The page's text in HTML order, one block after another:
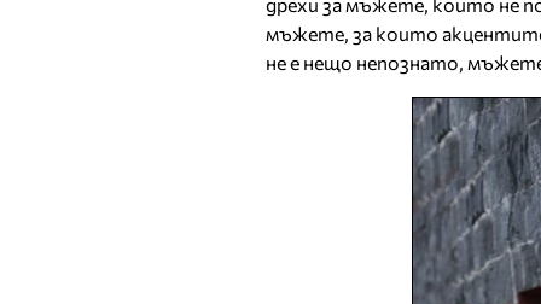
мъжете, за които
не е нещо непознато,